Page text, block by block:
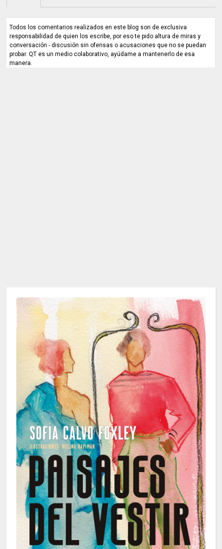
Todos los comentarios realizados en este blog son de exclusiva
responsabilidad de quien los escribe, por eso te pido altura de miras y
conversación - discusión sin ofensas o acusaciones que no se puedan
probar. QT es un medio colaborativo, ayúdame a mantenerlo de esa
manera.